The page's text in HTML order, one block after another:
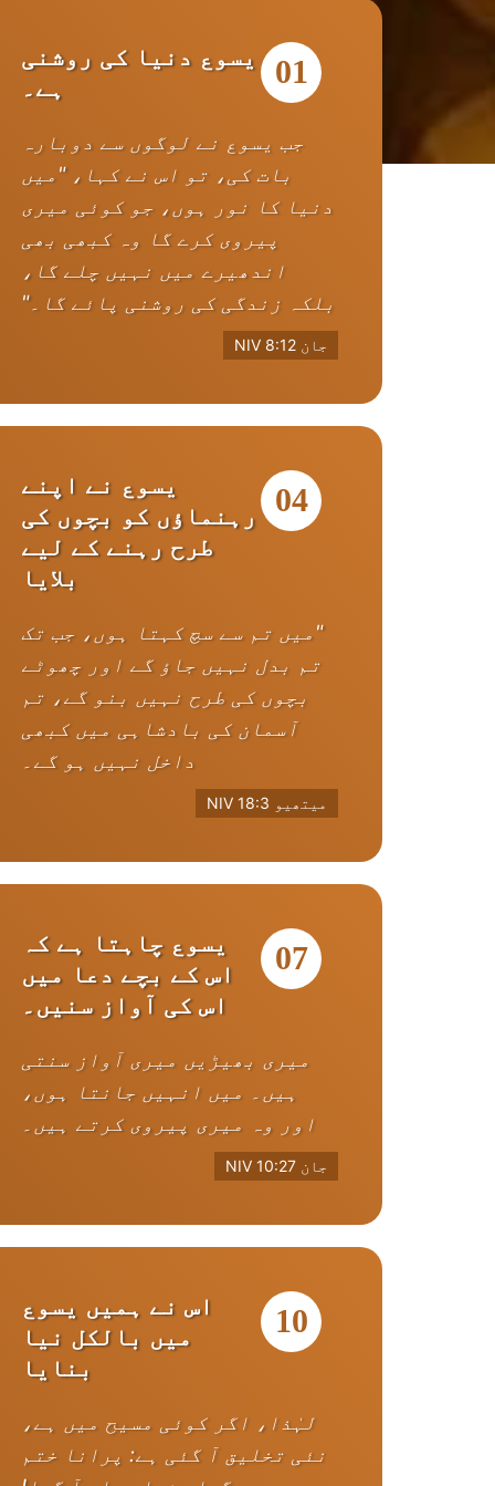
01
یسوع دنیا کی روشنی
ہے۔
جب یسوع نے لوگوں سے دوبارہ
بات کی، تو اس نے کہا، "میں
دنیا کا نور ہوں، جو کوئی میری
پیروی کرے گا وہ کبھی بھی
اندھیرے میں نہیں چلے گا،
بلکہ زندگی کی روشنی پائے گا۔"
جان 8:12 NIV
04
یسوع نے اپنے
رہنماؤں کو بچوں کی
طرح رہنے کے لیے
بلایا
"میں تم سے سچ کہتا ہوں، جب تک
تم بدل نہیں جاؤ گے اور چھوٹے
بچوں کی طرح نہیں بنو گے، تم
آسمان کی بادشاہی میں کبھی
داخل نہیں ہو گے۔
میتھیو 18:3 NIV
07
یسوع چاہتا ہے کہ
اس کے بچے دعا میں
اس کی آواز سنیں۔
میری بھیڑیں میری آواز سنتی
ہیں۔ میں انہیں جانتا ہوں،
اور وہ میری پیروی کرتے ہیں۔
جان 10:27 NIV
10
اس نے ہمیں یسوع
میں بالکل نیا
بنایا
لہٰذا، اگر کوئی مسیح میں ہے،
نئی تخلیق آ گئی ہے: پرانا ختم